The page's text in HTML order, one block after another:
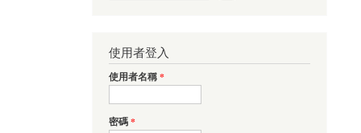
使用者登入
使用者名稱*
密碼*